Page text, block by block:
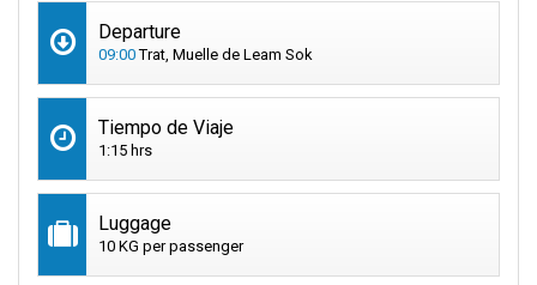
Departure
09:00Trat, Muelle de Leam Sok
Tiempo de Viaje
1:15 hrs
Luggage
10 KG per passenger